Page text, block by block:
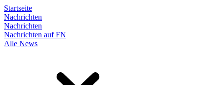
Startseite
Nachrichten
Nachrichten
Nachrichten auf FN
Alle News